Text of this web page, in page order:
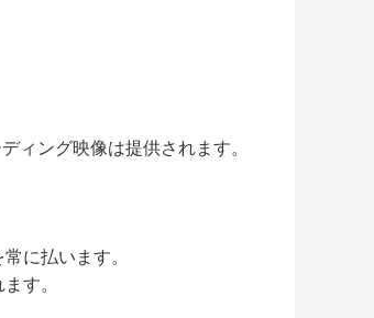
ィング映像は提供されます。
に払います。
す。